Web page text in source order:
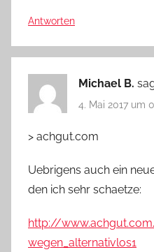
Antworten
Michael B.
4. Mai 2017 um
> achgut.com
Uebrigens auch ein
den ich sehr schaetze:
http://
wegen_alternativlos1